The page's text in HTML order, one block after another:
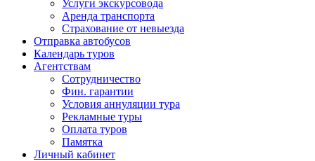
Услуги экскурсовода
Аренда транспорта
Страхование от невыезда
Отправка автобусов
Календарь туров
Агентствам
Сотрудничество
Фин. гарантии
Условия аннуляции тура
Рекламные туры
Оплата туров
Памятка
Личный кабинет